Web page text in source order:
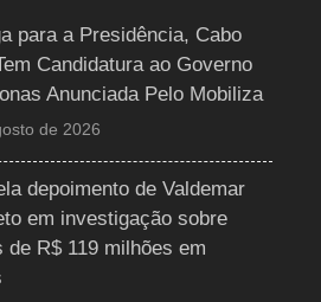
para a Presidência, Cabo
Candidatura ao Governo
Anunciada Pelo Mobiliza
de 2026
depoimento de Valdemar
em investigação sobre
de R$ 119 milhões em